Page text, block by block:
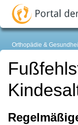
Orthopädie &